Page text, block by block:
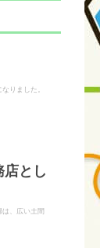
りました。
とし
、広い土間